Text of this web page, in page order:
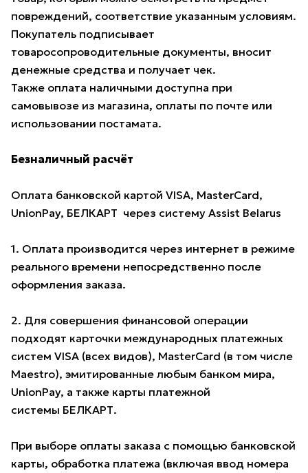
повреждений, соответствие указанным условиям.
Покупатель подписывает
товаросопроводительные документы, вносит
денежные средства и получает чек.
Также оплата наличными доступна при
самовывозе из магазина, оплаты по почте или
использовании постамата.
Безналичный расчёт
Оплата банковской картой VISA, MasterCard,
UnionPay, БЕЛКАРТ через систему Assist Belarus
1. Оплата производится через интернет в режиме
реального времени непосредственно после
оформления заказа.
2. Для совершения финансовой операции
подходят карточки международных платежных
систем VISA (всех видов), MasterCard (в том числе
Maestro), эмитированные любым банком мира,
UnionPay, а также карты платежной
системы БЕЛКАРТ.
При выборе оплаты заказа с помощью банковской
карты, обработка платежа (включая ввод номера